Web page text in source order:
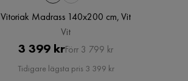
Vitoriak Madrass 140x200 cm, Vit
Vit
Pris
3 399 krOriginal
Pris
Förr 3 799 kr
Tidigare lägsta pris 3 399 kr